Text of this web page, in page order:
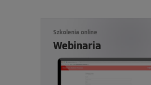
Szkolenia online
Webinaria